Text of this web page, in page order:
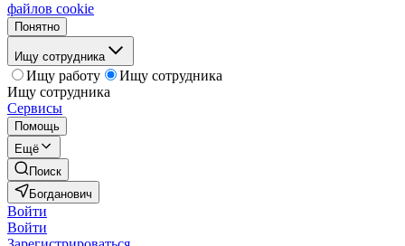
файлов cookie
Понятно
Ищу сотрудника
Ищу работу
Ищу сотрудника
Ищу сотрудника
Сервисы
Помощь
Ещё
Поиск
Богданович
Войти
Войти